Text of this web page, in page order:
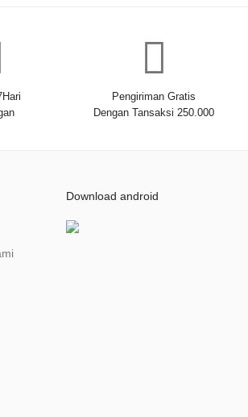
Pengiriman Gratis
Dengan Tansaksi 250.000
Download android